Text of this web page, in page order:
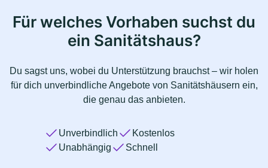
Für welches Vorhaben suchst du
ein Sanitätshaus?
Du sagst uns, wobei du Unterstützung brauchst – wir holen
für dich unverbindliche Angebote von Sanitätshäusern ein,
die genau das anbieten.
Unverbindlich
Kostenlos
Unabhängig
Schnell